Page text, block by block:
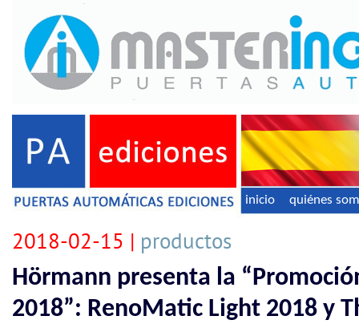
inicio quiénes
2018-02-15 | productos
Hörmann presenta la
2018”: RenoMatic Light 2018 y